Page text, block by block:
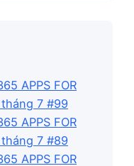
APPS FOR
tháng 7 #99
APPS FOR
tháng 7 #89
APPS FOR